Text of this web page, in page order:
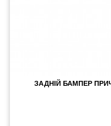
ЗАДНІЙ БАМПЕР